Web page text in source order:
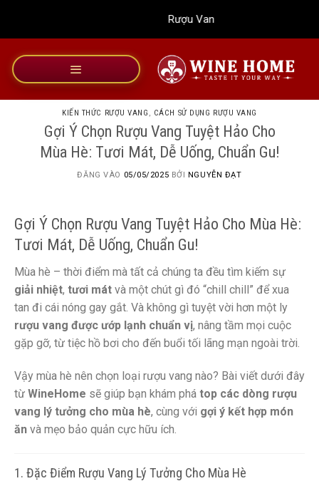
dung
Rượu Vang Wine Home
KIẾN THỨC RƯỢU VANG , CÁCH SỬ DỤNG RƯỢU VANG
Gợi Ý Chọn Rượu Vang Tuyệt Hảo Cho
Mùa Hè: Tươi Mát, Dễ Uống, Chuẩn Gu!
ĐĂNG VÀO 05/05/2025 BỞI NGUYỄN ĐẠT
Gợi Ý Chọn Rượu Vang Tuyệt Hảo Cho Mùa Hè:
Tươi Mát, Dễ Uống, Chuẩn Gu!
Mùa hè – thời điểm mà tất cả chúng ta đều tìm kiếm sự
giải nhiệt, tươi mát và một chút gì đó “chill chill” để xua
tan đi cái nóng gay gắt. Và không gì tuyệt vời hơn một ly
rượu vang được ướp lạnh chuẩn vị, nâng tầm mọi cuộc
gặp gỡ, từ tiệc hồ bơi cho đến buổi tối lãng mạn ngoài trời.
Vậy mùa hè nên chọn loại rượu vang nào? Bài viết dưới đây
từ WineHome sẽ giúp bạn khám phá top các dòng rượu
vang lý tưởng cho mùa hè, cùng với gợi ý kết hợp món
ăn và mẹo bảo quản cực hữu ích.
1. Đặc Điểm Rượu Vang Lý Tưởng Cho Mùa Hè